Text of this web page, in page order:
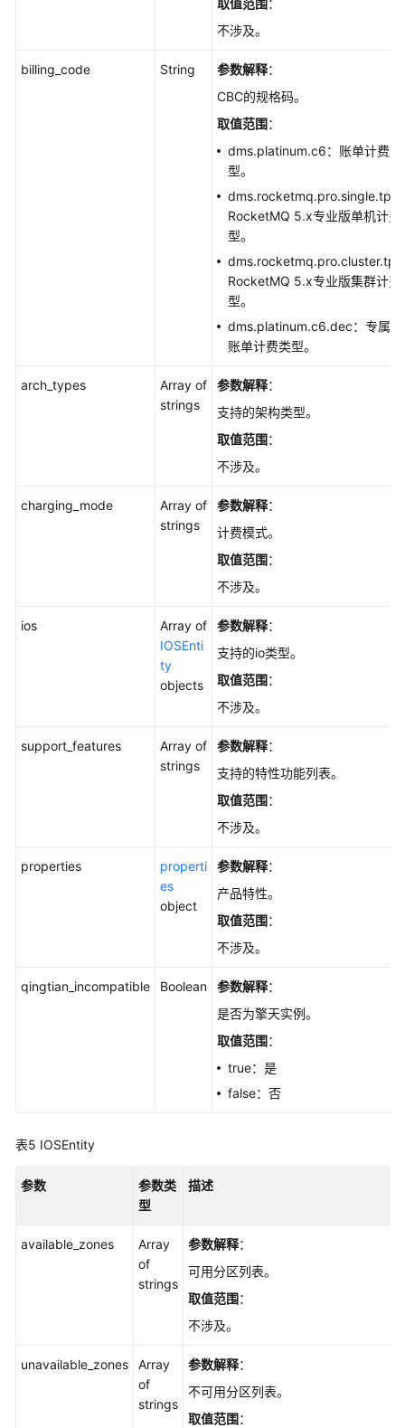
白
取值范围 ：
不涉及。
billing_code String 参数解释：
CBC的规格码。
取值范围：
dms.platinum.c6：账单计费类
型。
dms.rocketmq.pro.single.tps
RocketMQ 5.x专业版单机计费
型。
dms.rocketmq.pro.cluster.tps
RocketMQ 5.x专业版集群计费
型。
dms.platinum.c6.dec：专属云
账单计费类型。
arch_types
Array of
strings
参数解释：
支持的架构类型。
取值范围：
不涉及。
charging_mode
Array of
strings
参数解释：
计费模式。
取值范围：
不涉及。
ios
Array of
IOSEnti
ty
objects
参数解释：
支持的io类型。
取值范围：
不涉及。
support_features
Array of
strings
参数解释：
支持的特性功能列表。
取值范围：
不涉及。
properties
properti
es
object
参数解释：
产品特性。
取值范围：
不涉及。
qingtian_incompatible Boolean 参数解释：
是否为擎天实例。
取值范围：
true：是
false：否
表5 IOSEntity
参数
参数类
型
描述
available_zones
Array
of
strings
参数解释：
可用分区列表。
取值范围：
不涉及。
unavailable_zones
Array
of
strings
参数解释：
不可用分区列表。
取值范围：